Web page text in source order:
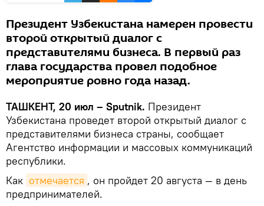
Президент Узбекистана намерен провести
второй открытый диалог с
представителями бизнеса. В первый раз
глава государства провел подобное
мероприятие ровно года назад.
ТАШКЕНТ, 20 июл – Sputnik. Президент
Узбекистана проведет второй открытый диалог с
представителями бизнеса страны, сообщает
Агентство информации и массовых коммуникаций
республики.
Как отмечается , он пройдет 20 августа — в день
предпринимателей.